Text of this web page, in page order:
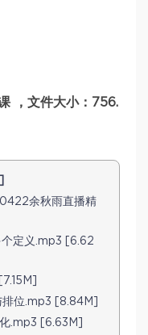
，文件大小：756.
余秋雨直播精
定义.mp3 [6.62
位.mp3 [8.84M]
.mp3 [6.63M]